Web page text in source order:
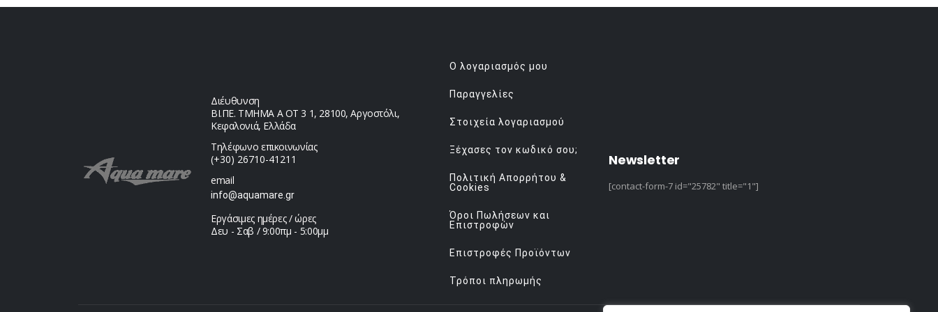
Διέυθυνση
ΒΙ.ΠΕ. ΤΜΗΜΑ Α ΟΤ 3 1, 28100, Αργοστόλι,
Κεφαλονιά, Ελλάδα
Τηλέφωνο επικοινωνίας
(+30) 26710-41211
email
info@aquamare.gr
Εργάσιμες ημέρες / ώρες
Δευ - Σαβ / 9:00πμ - 5:00μμ
Ο λογαριασμός μου
Παραγγελίες
Στοιχεία λογαριασμού
Ξέχασες τον κωδικό σου;
Πολιτική Απορρήτου &
Cookies
Όροι Πωλήσεων και
Επιστροφών
Επιστροφές Προϊόντων
Τρόποι πληρωμής
Newsletter
[contact-form-7 id="25782" title="1"]